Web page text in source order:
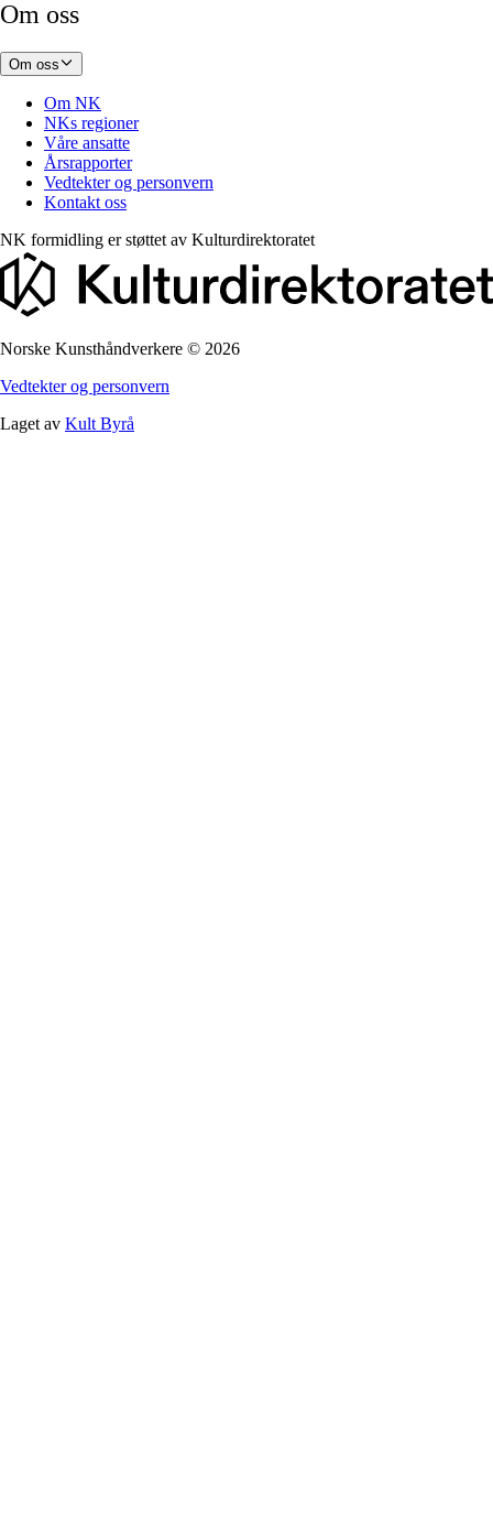
Om oss
Om oss
Om NK
NKs regioner
Våre ansatte
Årsrapporter
Vedtekter og personvern
Kontakt oss
NK formidling er støttet av Kulturdirektoratet
Norske Kunsthåndverkere © 2026
Vedtekter og personvern
Laget av Kult Byrå